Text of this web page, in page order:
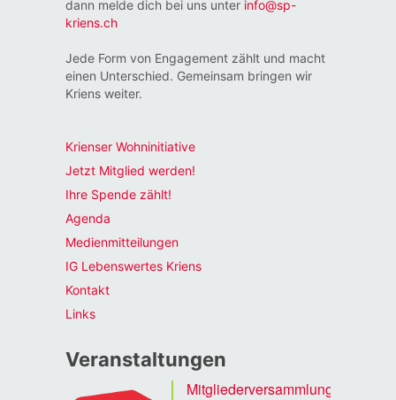
dann melde dich bei uns unter info@sp-
kriens.ch
Jede Form von Engagement zählt und macht
einen Unterschied. Gemeinsam bringen wir
Kriens weiter.
Krienser Wohninitiative
Jetzt Mitglied werden!
Ihre Spende zählt!
Agenda
Medienmitteilungen
IG Lebenswertes Kriens
Kontakt
Links
Veranstaltungen
Mitgliederversammlung